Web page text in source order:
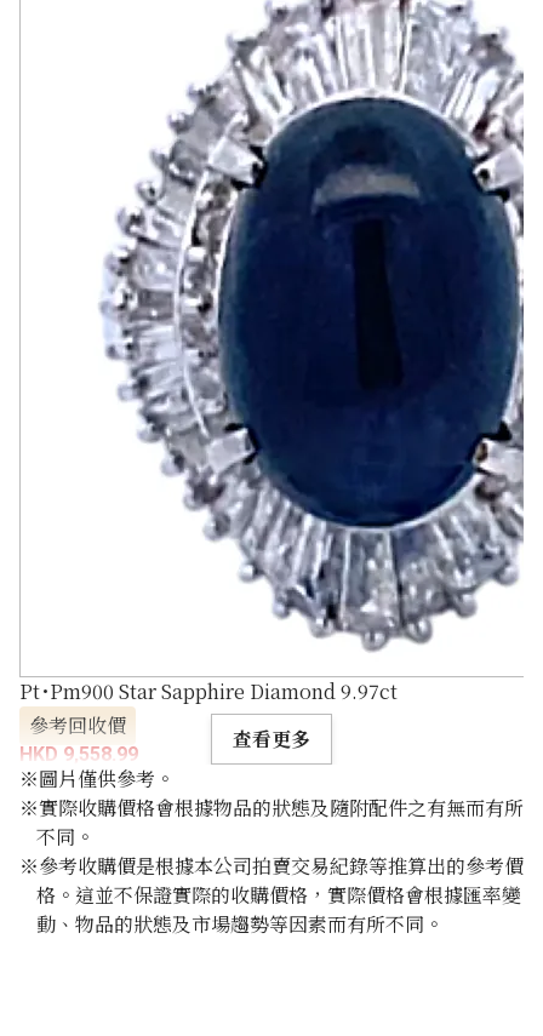
Pt･Pm900 Star Sapphire Diamond 9.97ct
參考回收價
HKD 9,558.99
查看更多
※圖片僅供參考。
※實際收購價格會根據物品的狀態及隨附配件之有無而有所
不同。
※參考收購價是根據本公司拍賣交易紀錄等推算出的參考價
格。這並不保證實際的收購價格，實際價格會根據匯率變
動、物品的狀態及市場趨勢等因素而有所不同。